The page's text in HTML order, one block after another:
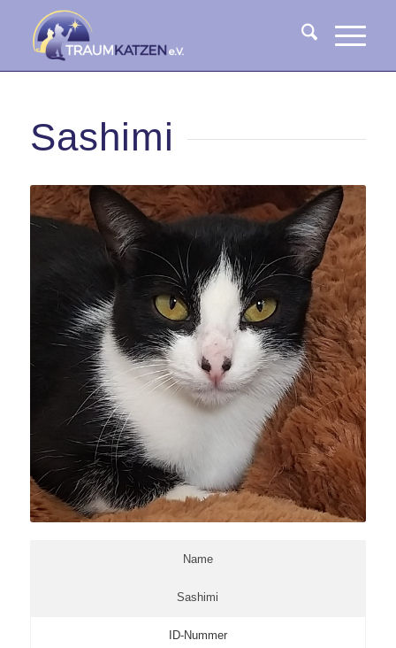
Sashimi
Name
Sashimi
ID-Nummer